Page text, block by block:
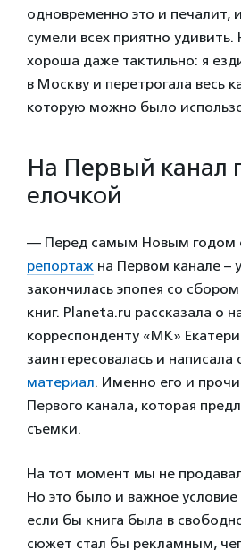
одновременно это и печалит,
сумели всех приятно
хороша даже тактильно: я
в Москву и перетрогала весь
которую можно было
На Первый канал
елочкой
— Перед самым Новым годом
репортаж на Первом канале –
закончилась эпопея со
книг. Planeta.ru рассказала о
корреспонденту «МК»
заинтересовалась и написала
материал. Именно его и
Первого канала, которая
съемки.
На тот момент мы не
Но это было и важное условие
если бы книга была в
сюжет стал бы рекламным,